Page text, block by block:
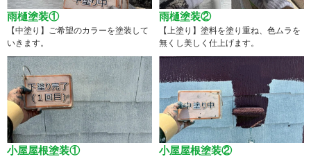
雨樋塗装①
【中塗り】ご希望のカラーを塗装して
いきます。
雨樋塗装②
【上塗り】塗料を塗り重ね、色ムラを
無くし美しく仕上げます。
小屋屋根塗装① 小屋屋根塗装②